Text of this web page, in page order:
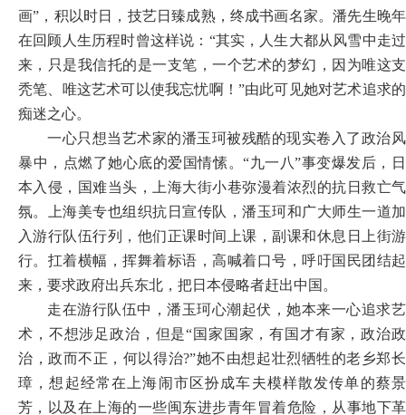
画”，积以时日，技艺日臻成熟，终成书画名家。潘先生晚年
在回顾人生历程时曾这样说：“其实，人生大都从风雪中走过
来，只是我信托的是一支笔，一个艺术的梦幻，因为唯这支
秃笔、唯这艺术可以使我忘忧啊！”由此可见她对艺术追求的
痴迷之心。
一心只想当艺术家的潘玉珂被残酷的现实卷入了政治风
暴中，点燃了她心底的爱国情愫。“九一八”事变爆发后，日
本入侵，国难当头，上海大街小巷弥漫着浓烈的抗日救亡气
氛。上海美专也组织抗日宣传队，潘玉珂和广大师生一道加
入游行队伍行列，他们正课时间上课，副课和休息日上街游
行。扛着横幅，挥舞着标语，高喊着口号，呼吁国民团结起
来，要求政府出兵东北，把日本侵略者赶出中国。
走在游行队伍中，潘玉珂心潮起伏，她本来一心追求艺
术，不想涉足政治，但是“国家国家，有国才有家，政治政
治，政而不正，何以得治?”她不由想起壮烈牺牲的老乡郑长
璋，想起经常在上海闹市区扮成车夫模样散发传单的蔡景
芳，以及在上海的一些闽东进步青年冒着危险，从事地下革